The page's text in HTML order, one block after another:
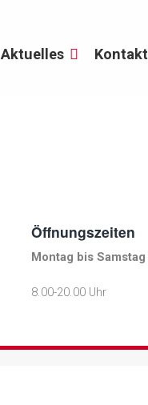
Aktuelles Kontakt
Öffnungszeiten
Montag bis Samstag
8.00-20.00 Uhr